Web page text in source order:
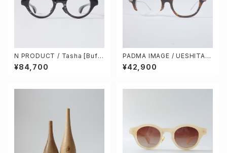
N PRODUCT / Tasha [Buff
alo horn]
¥84,700
PADMA IMAGE / UESHITA c
ol.2 [DEMI BROWN / SILVE
R]
¥42,900